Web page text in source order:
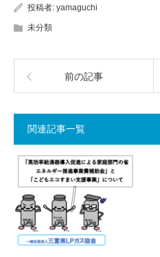
投稿者: yamaguchi
未分類
前の記事
関連記事一覧